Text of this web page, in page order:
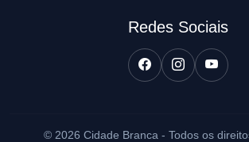
Redes Sociais
© 2026 Cidade Branca - Todos os